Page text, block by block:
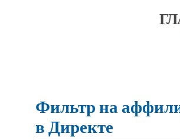
Фильтр на
в Директе